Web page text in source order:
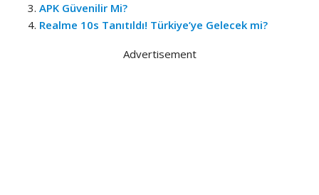
APK Güvenilir Mi?
Realme 10s Tanıtıldı! Türkiye’ye Gelecek mi?
Advertisement